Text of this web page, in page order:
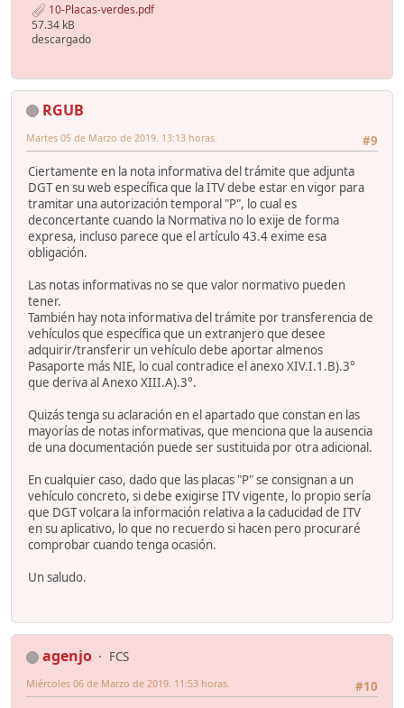
10-Placas-verdes.pdf
57.34 kB
descargado
RGUB
#9
Martes 05 de Marzo de 2019. 13:13 horas.
Ciertamente en la nota informativa del trámite que adjunta
DGT en su web específica que la ITV debe estar en vigor para
tramitar una autorización temporal "P", lo cual es
deconcertante cuando la Normativa no lo exije de forma
expresa, incluso parece que el artículo 43.4 exime esa
obligación.
Las notas informativas no se que valor normativo pueden
tener.
También hay nota informativa del trámite por transferencia de
vehículos que específica que un extranjero que desee
adquirir/transferir un vehículo debe aportar almenos
Pasaporte más NIE, lo cual contradice el anexo XIV.I.1.B).3°
que deriva al Anexo XIII.A).3°.
Quizás tenga su aclaración en el apartado que constan en las
mayorías de notas informativas, que menciona que la ausencia
de una documentación puede ser sustituida por otra adicional.
En cualquier caso, dado que las placas "P" se consignan a un
vehículo concreto, si debe exigirse ITV vigente, lo propio sería
que DGT volcara la información relativa a la caducidad de ITV
en su aplicativo, lo que no recuerdo si hacen pero procuraré
comprobar cuando tenga ocasión.
Un saludo.
agenjo
FCS
#10
Miércoles 06 de Marzo de 2019. 11:53 horas.